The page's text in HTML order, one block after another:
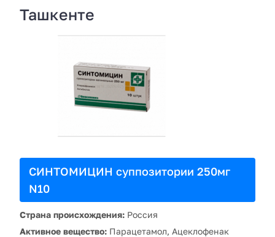
Ташкенте
СИНТОМИЦИН суппозитории 250мг
N10
Страна происхождения: Россия
Активное вещество: Парацетамол, Ацеклофенак